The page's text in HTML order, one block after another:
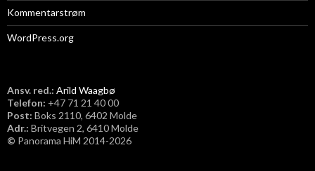
Kommentarstrøm
WordPress.org
Ansv. red.: Arild Waagbø
Telefon: ​+47 71 21 40 00
Post: Boks 2110, 6402 Molde
Adr.: Britvegen 2, 6410 Molde
© Panorama HiM 2014-2026